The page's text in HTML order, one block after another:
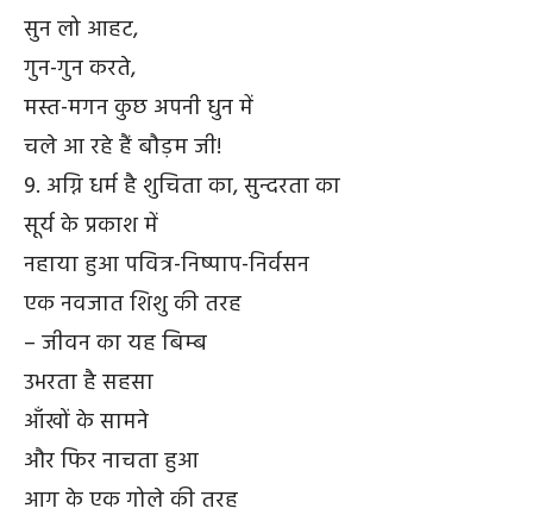
सुन लो आहट,
गुन-गुन करते,
मस्त-मगन कुछ अपनी धुन में
चले आ रहे हैं बौड़म जी!
9. अग्नि धर्म है शुचिता का, सुन्दरता का
सूर्य के प्रकाश में
नहाया हुआ पवित्र-निष्पाप-निर्वसन
एक नवजात शिशु की तरह
– जीवन का यह बिम्ब
उभरता है सहसा
आँखों के सामने
और फिर नाचता हुआ
आग के एक गोले की तरह